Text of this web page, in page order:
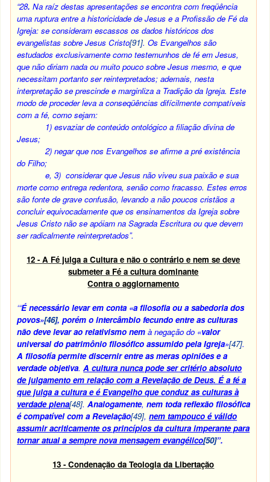
“28. Na raíz destas apresentações se encontra com freqüência
uma ruptura entre a historicidade de Jesus e a Profissão de Fé da
Igreja: se consideram escassos os dados históricos dos
evangelistas sobre Jesus Cristo[91]. Os Evangelhos são
estudados exclusivamente como testemunhos de fé em Jesus,
que não diriam nada ou muito pouco sobre Jesus mesmo, e que
necessitam portanto ser reinterpretados; ademais, nesta
interpretação se prescinde e marginliza a Tradição da Igreja. Este
modo de proceder leva a conseqüências difícilmente compatíveis
com a fé, como sejam:
1) esvaziar de conteúdo ontológico a filiação divina de
Jesus;
2) negar que nos Evangelhos se afirme a pré existência
do Filho;
e, 3) considerar que Jesus não viveu sua paixão e sua
morte como entrega redentora, senão como fracasso. Estes erros
são fonte de grave confusão, levando a não poucos cristãos a
concluir equivocadamente que os ensinamentos da Igreja sobre
Jesus Cristo não se apóiam na Sagrada Escritura ou que devem
ser radicalmente reinterpretados”.
12 - A Fé julga a Cultura e não o contrário e nem se deve
submeter a Fé a cultura dominante
Contra o aggiornamento
‘“É necessário levar em conta «a filosofia ou a sabedoria dos
povos»[46], porém o intercâmbio fecundo entre as culturas
não deve levar ao relativismo nem à negação do «valor
universal do patrimônio filosófico assumido pela Igreja»[47].
A filosofía permite discernir entre as meras opiniões e a
verdade objetiva.A cultura nunca pode ser critério absoluto
de julgamento em relação com a Revelação de Deus. É a fé a
que julga a cultura e é Evangelho que conduz as culturas à
verdade plena[48]. Analogamente, nem toda reflexão filosófica
é compatível com a Revelação[49],nem tampouco é válido
assumir acriticamente os princípios da cultura imperante para
tornar atual a sempre nova mensagem evangélico[50]”.
13 - Condenação da Teologia da Libertação